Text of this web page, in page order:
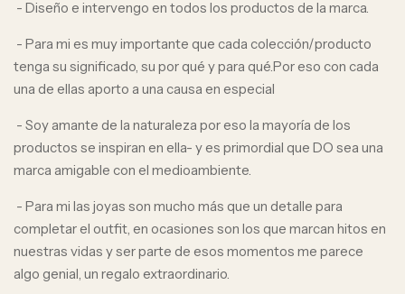
- Diseño e intervengo en todos los productos de la marca.
- Para mi es muy importante que cada colección/producto
tenga su significado, su por qué y para qué.Por eso con cada
una de ellas aporto a una causa en especial
- Soy amante de la naturaleza por eso la mayoría de los
productos se inspiran en ella- y es primordial que DO sea una
marca amigable con el medioambiente.
- Para mi las joyas son mucho más que un detalle para
completar el outfit, en ocasiones son los que marcan hitos en
nuestras vidas y ser parte de esos momentos me parece
algo genial, un regalo extraordinario.